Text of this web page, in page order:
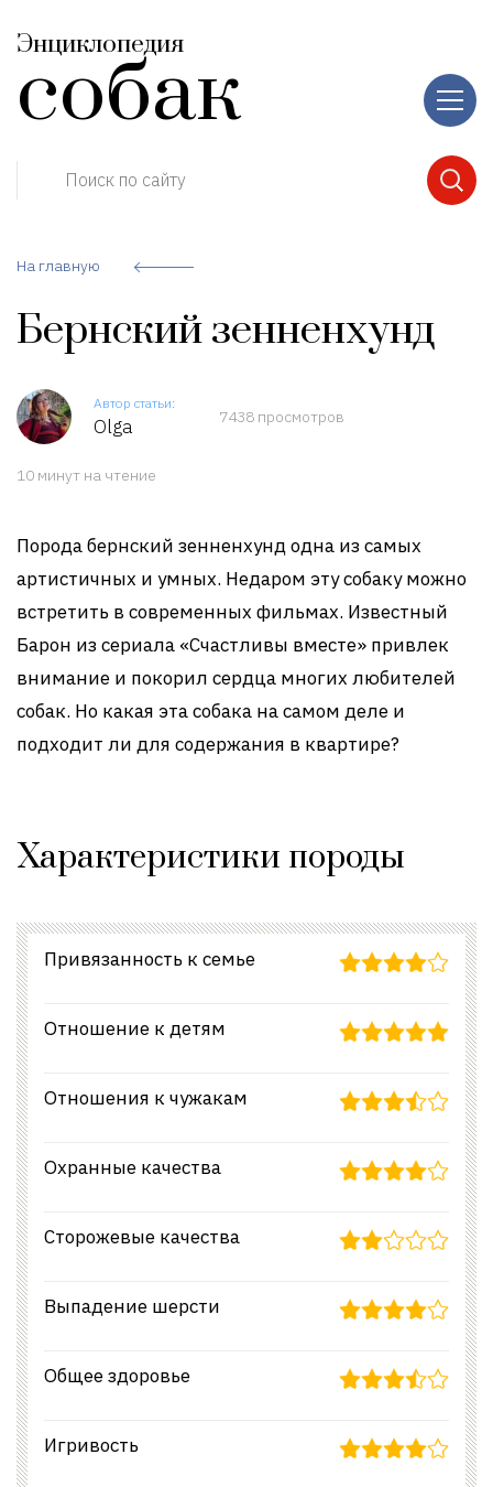
Энциклопедия
собак
Поиск по сайту
На главную
Бернский зенненхунд
Автор статьи:
Olga 7438 просмотров
10 минут на чтение
Порода бернский зенненхунд одна из самых
артистичных и умных. Недаром эту собаку можно
встретить в современных фильмах. Известный
Барон из сериала «Счастливы вместе» привлек
внимание и покорил сердца многих любителей
собак. Но какая эта собака на самом деле и
подходит ли для содержания в квартире?
Характеристики породы
Привязанность к семье
Отношение к детям
Отношения к чужакам
Охранные качества
Сторожевые качества
Выпадение шерсти
Общее здоровье
Игривость